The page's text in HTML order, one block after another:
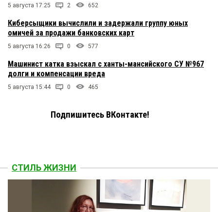
5 августа 17:25 2 652
Киберсыщики вычислили и задержали группу юных
омичей за продажи банковских карт
5 августа 16:26 0 577
Машинист катка взыскал с ханты-мансийского СУ №967
долги и компенсации вреда
5 августа 15:44 0 465
Подпишитесь ВКонтакте!
СТИЛЬ ЖИЗНИ